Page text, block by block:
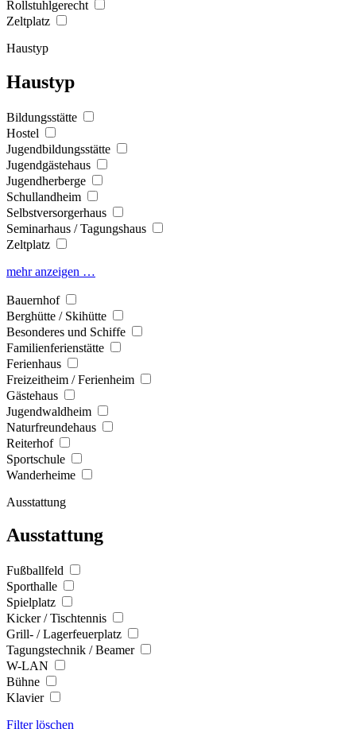
Rollstuhlgerecht
Zeltplatz
Haustyp
Haustyp
Bildungsstätte
Hostel
Jugendbildungsstätte
Jugendgästehaus
Jugendherberge
Schullandheim
Selbstversorgerhaus
Seminarhaus / Tagungshaus
Zeltplatz
mehr anzeigen …
Bauernhof
Berghütte / Skihütte
Besonderes und Schiffe
Familienferienstätte
Ferienhaus
Freizeitheim / Ferienheim
Gästehaus
Jugendwaldheim
Naturfreundehaus
Reiterhof
Sportschule
Wanderheime
Ausstattung
Ausstattung
Fußballfeld
Sporthalle
Spielplatz
Kicker / Tischtennis
Grill- / Lagerfeuerplatz
Tagungstechnik / Beamer
W-LAN
Bühne
Klavier
Filter löschen